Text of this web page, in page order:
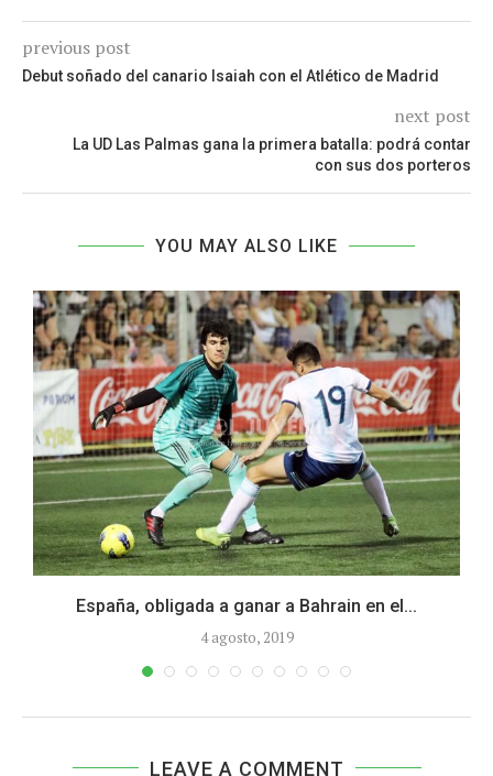
previous post
Debut soñado del canario Isaiah con el Atlético de Madrid
next post
La UD Las Palmas gana la primera batalla: podrá contar
con sus dos porteros
YOU MAY ALSO LIKE
España, obligada a ganar a Bahrain en el...
4 agosto, 2019
LEAVE A COMMENT